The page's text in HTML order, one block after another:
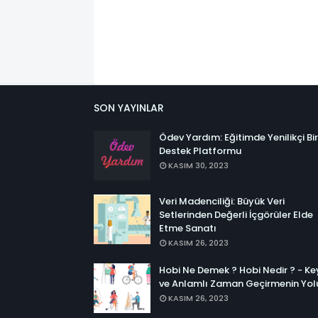
SON YAYINLAR
Ödev Yardım: Eğitimde Yenilikçi Bir
Destek Platformu
KASIM 30, 2023
Veri Madenciliği: Büyük Veri
Setlerinden Değerli İçgörüler Elde
Etme Sanatı
KASIM 26, 2023
Hobi Ne Demek ? Hobi Nedir ? -
ve Anlamlı Zaman Geçirmenin
KASIM 26, 2023